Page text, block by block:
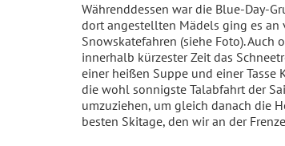
Währenddessen war die Blue-Day-
dort angestellten Mädels ging es an
Snowskatefahren (siehe Foto).
innerhalb kürzester Zeit das
einer heißen Suppe und einer
die wohl sonnigste Talabfahrt der
umzuziehen, um gleich danach die
besten Skitage, den wir an der